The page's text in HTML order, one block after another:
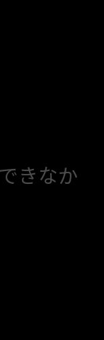
きなか